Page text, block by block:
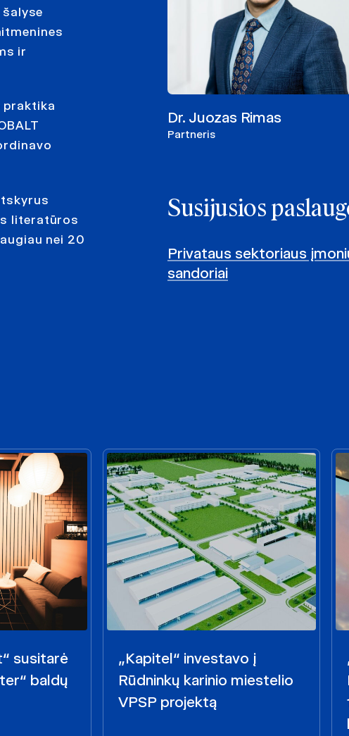
ir
praktika
literatūros
nei 20
Dr. Juozas Rimas
Partneris
Susijusios
Privataus sektoriaus
sandoriai
susitarė
baldų
„Kapitel“ investavo į
Rūdninkų karinio miestelio
VPSP projektą